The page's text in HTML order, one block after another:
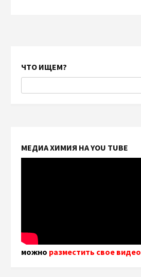
ЧТО ИЩЕМ?
МЕДИА ХИМИЯ НА YOU TUBE
можно разместить свое видео